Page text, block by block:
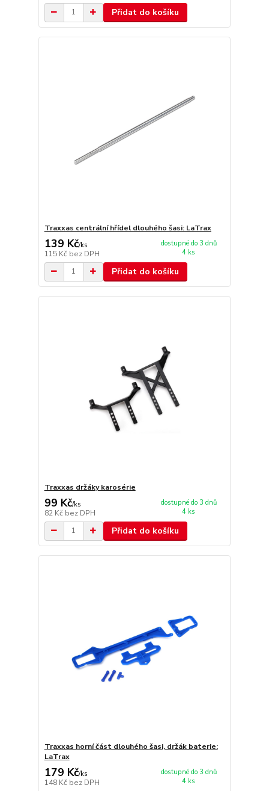
Přidat do košíku
Traxxas centrální hřídel dlouhého šasi: LaTrax
139 Kč/ks
115 Kč bez DPH
dostupné do 3 dnů
4 ks
Přidat do košíku
Traxxas držáky karosérie
99 Kč/ks
82 Kč bez DPH
dostupné do 3 dnů
4 ks
Přidat do košíku
Traxxas horní část dlouhého šasi, držák baterie:
LaTrax
179 Kč/ks
148 Kč bez DPH
dostupné do 3 dnů
4 ks